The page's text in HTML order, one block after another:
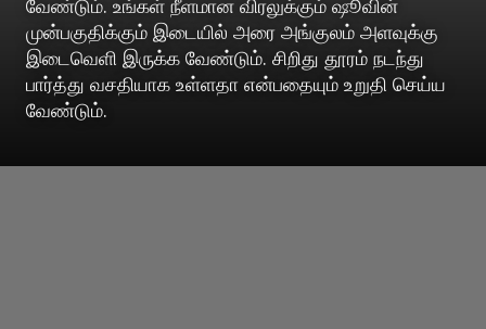
வேண்டும். உங்கள் நீளமான விரலுக்கும் ஷூவின்
முன்பகுதிக்கும் இடையில் அரை அங்குலம் அளவுக்கு
இடைவெளி இருக்க வேண்டும். சிறிது தூரம் நடந்து
பார்த்து வசதியாக உள்ளதா என்பதையும் உறுதி செய்ய
வேண்டும்.